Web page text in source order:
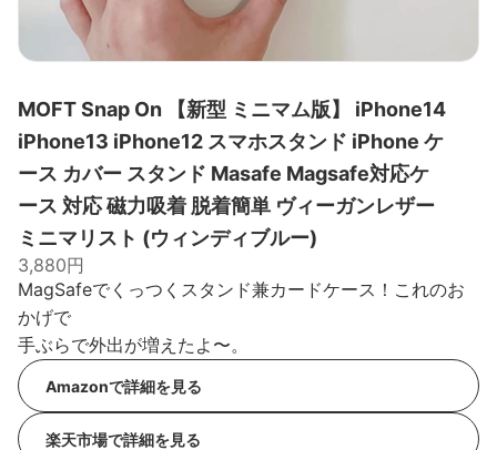
MOFT Snap On 【新型 ミニマム版】 iPhone14
iPhone13 iPhone12 スマホスタンド iPhone ケ
ース カバー スタンド Masafe Magsafe対応ケ
ース 対応 磁力吸着 脱着簡単 ヴィーガンレザー
ミニマリスト (ウィンディブルー)
3,880円
MagSafeでくっつくスタンド兼カードケース！これのお
かげで
手ぶらで外出が増えたよ〜。
Amazonで詳細を見る
楽天市場で詳細を見る